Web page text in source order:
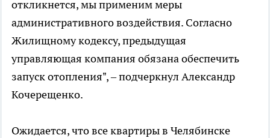
откликнется, мы применим меры
административного воздействия. Согласно
Жилищному кодексу, предыдущая
управляющая компания обязана обеспечить
запуск отопления", – подчеркнул Александр
Кочерещенко.
Ожидается, что все квартиры в Челябинске